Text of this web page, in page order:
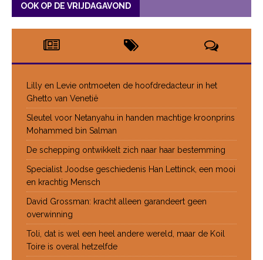
OOK OP DE VRIJDAGAVOND
Lilly en Levie ontmoeten de hoofdredacteur in het
Ghetto van Venetië
Sleutel voor Netanyahu in handen machtige kroonprins
Mohammed bin Salman
De schepping ontwikkelt zich naar haar bestemming
Specialist Joodse geschiedenis Han Lettinck, een mooi
en krachtig Mensch
David Grossman: kracht alleen garandeert geen
overwinning
Toli, dat is wel een heel andere wereld, maar de Koil
Toire is overal hetzelfde